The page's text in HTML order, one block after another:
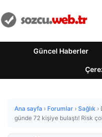
Güncel Haberler
Ana sayfa › Forumlar › Sağlık ›
günde 72 kişiye bulaştı! Risk